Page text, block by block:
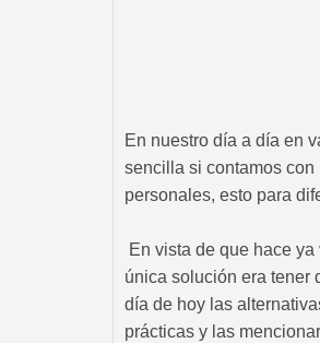
En nuestro día a día en
sencilla si contamos
personales, esto para
En vista de que hace
única solución era tener
día de hoy las
prácticas y las